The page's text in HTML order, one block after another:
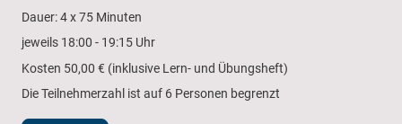
Dauer: 4 x 75 Minuten
jeweils 18:00 - 19:15 Uhr
Kosten 50,00 € (inklusive Lern- und Übungsheft)
Die Teilnehmerzahl ist auf 6 Personen begrenzt